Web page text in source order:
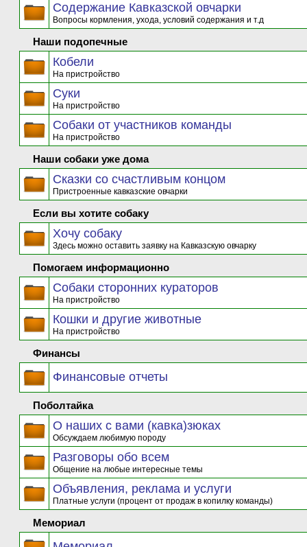
Содержание Кавказской овчарки
Вопросы кормления, ухода, условий содержания и т.д
Наши подопечные
Кобели
На пристройство
Суки
На пристройство
Собаки от участников команды
На пристройство
Наши собаки уже дома
Сказки со счастливым концом
Пристроенные кавказские овчарки
Если вы хотите собаку
Хочу собаку
Здесь можно оставить заявку на Кавказскую овчарку
Помогаем информационно
Собаки сторонних кураторов
На пристройство
Кошки и другие животные
На пристройство
Финансы
Финансовые отчеты
Поболтайка
О наших с вами (кавка)зюках
Обсуждаем любимую породу
Разговоры обо всем
Общение на любые интересные темы
Объявления, реклама и услуги
Платные услуги (процент от продаж в копилку команды)
Мемориал